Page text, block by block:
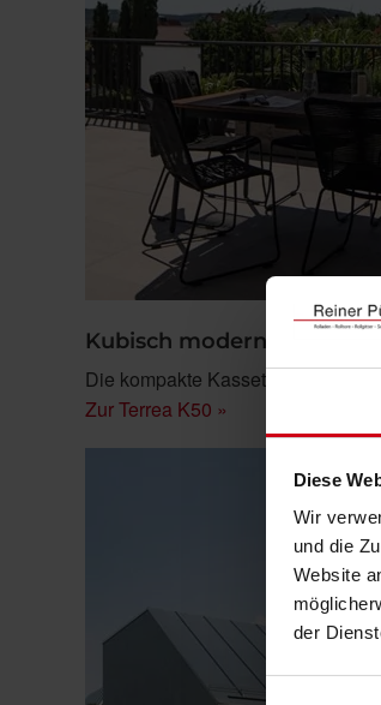
Diese
Wir
und die
Website
der
Kubisch moderner
Die kompakte Kassetten-Markise
Zur Terrea K50 »